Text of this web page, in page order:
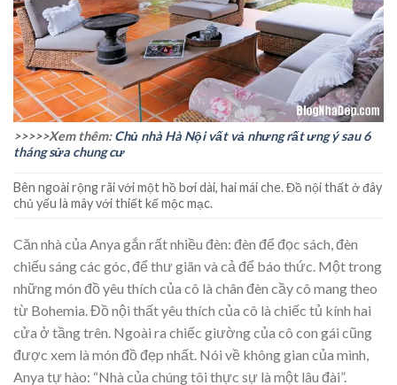
>>>>>Xem thêm:Chủ nhà Hà Nội vất vả nhưng rất ưng ý sau 6
tháng sửa chung cư
Bên ngoài rộng rãi với một hồ bơi dài, hai mái che. Đồ nội thất ở đây
chủ yếu là mây với thiết kế mộc mạc.
Căn nhà của Anya gắn rất nhiều đèn: đèn để đọc sách, đèn
chiếu sáng các góc, để thư giãn và cả để báo thức. Một trong
những món đồ yêu thích của cô là chân đèn cầy cô mang theo
từ Bohemia. Đồ nội thất yêu thích của cô là chiếc tủ kính hai
cửa ở tầng trên. Ngoài ra chiếc giường của cô con gái cũng
được xem là món đồ đẹp nhất. Nói về không gian của mình,
Anya tự hào: “Nhà của chúng tôi thực sự là một lâu đài”.